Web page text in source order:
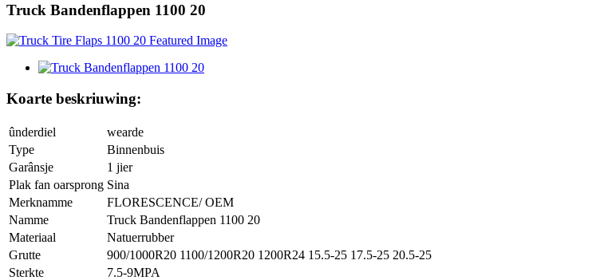
Truck Bandenflappen 1100 20
Koarte beskriuwing:
ûnderdiel
wearde
Type
Binnenbuis
Garânsje
1 jier
Plak fan oarsprong Sina
Merknamme
FLORESCENCE/ OEM
Namme
Truck Bandenflappen 1100 20
Materiaal
Natuerrubber
Grutte
900/1000R20 1100/1200R20 1200R24 15.5-25 17.5-25 20.5-25
Sterkte
7.5-9MPA